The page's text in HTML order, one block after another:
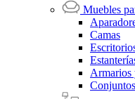
Muebles
Camas
Armarios